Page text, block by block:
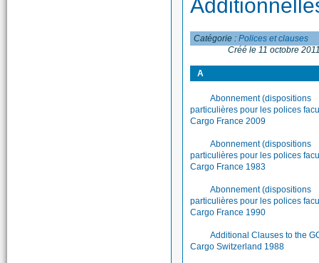
Catégorie :Polices et clauses
Créé le 11 octobre
A
Abonnement (dispositions
particulières pour les polices
Cargo France 2009
Abonnement (dispositions
particulières pour les polices
Cargo France 1983
Abonnement (dispositions
particulières pour les polices
Cargo France 1990
Additional Clauses to the
Cargo Switzerland 1988